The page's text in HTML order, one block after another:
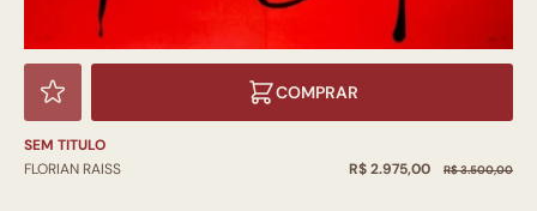
COMPRAR
SEM TITULO
FLORIAN RAISS
R$ 2.975,00 R$ 3.500,00